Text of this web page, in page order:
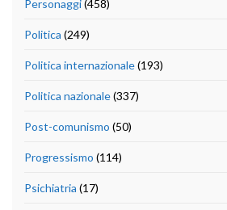
Personaggi(458)
Politica (249)
Politica internazionale(193)
Politica nazionale(337)
Post-comunismo (50)
Progressismo (114)
Psichiatria (17)